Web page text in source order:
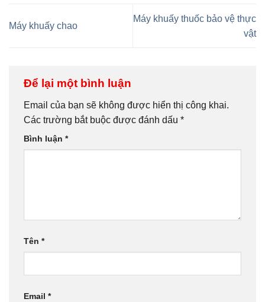
Máy khuấy chao
Máy khuấy thuốc bảo vệ thực
vật
Để lại một bình luận
Email của bạn sẽ không được hiển thị công khai.
Các trường bắt buộc được đánh dấu *
Bình luận *
Tên *
Email *